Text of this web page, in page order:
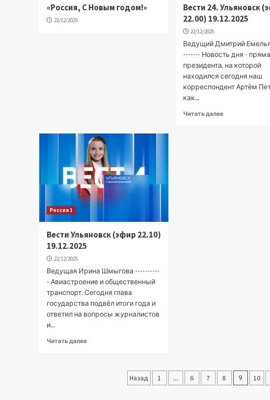
«Россия, С Новым годом!»
22/12/2025
Вести 24. Ульяновск
22.00) 19.12.2025
22/12/2025
Ведущий Дмитрий
------- Новость дня -
президента, на которой
находился сегодня наш
корреспондент Артём
как...
Читать далее
Россия 1
Вести Ульяновск (эфир 22.10)
19.12.2025
22/12/2025
Ведущая Ирина Шмыгова ----------
- Авиастроение и общественный
транспорт. Сегодня глава
государства подвёл итоги года и
ответил на вопросы журналистов
и...
Читать далее
Пагинация
Назад 1 … 6 7 8 9 10